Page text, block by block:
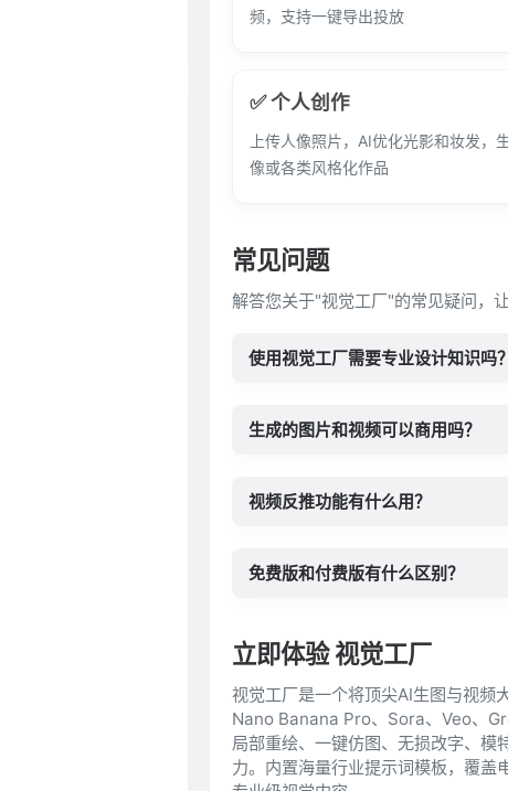
频，支持一键导出投放
✅ 个人创作
上传人像照片，AI优化光影和妆发，
像或各类风格化作品
常见问题
解答您关于"视觉工厂"的常见疑问，
使用视觉工厂需要专业设计知识吗？
生成的图片和视频可以商用吗？
视频反推功能有什么用？
免费版和付费版有什么区别？
立即体验 视觉工厂
视觉工厂是一个将顶尖AI生图与视频
Nano Banana Pro、Sora、Veo、
局部重绘、一键仿图、无损改字、模
力。内置海量行业提示词模板，覆盖